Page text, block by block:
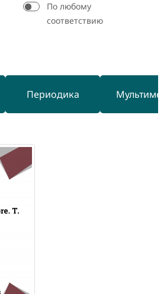
По любому
соответствию
Периодика